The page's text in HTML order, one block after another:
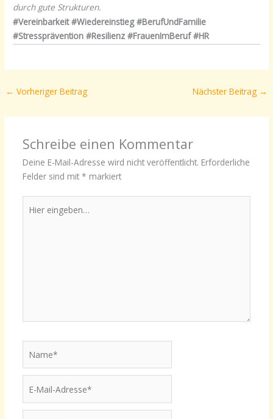
durch gute Strukturen.
#Vereinbarkeit #Wiedereinstieg #BerufUndFamilie
#Stressprävention #Resilienz #FrauenImBeruf #HR
← Vorheriger Beitrag Nächster Beitrag →
Schreibe einen Kommentar
Deine E-Mail-Adresse wird nicht veröffentlicht. Erforderliche
Felder sind mit * markiert
eingeben…
Mail-
Adresse*